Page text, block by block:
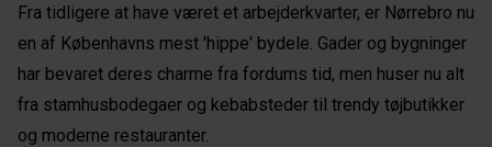
Fra tidligere at have været et arbejderkvarter, er Nørrebro nu
en af Københavns mest 'hippe' bydele. Gader og bygninger
har bevaret deres charme fra fordums tid, men huser nu alt
fra stamhusbodegaer og kebabsteder til trendy tøjbutikker
og moderne restauranter.